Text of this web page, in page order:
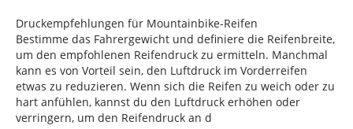
Druckempfehlungen für Mountainbike-Reifen
Bestimme das Fahrergewicht und definiere die Reifenbreite,
um den empfohlenen Reifendruck zu ermitteln. Manchmal
kann es von Vorteil sein, den Luftdruck im Vorderreifen
etwas zu reduzieren. Wenn sich die Reifen zu weich oder zu
hart anfühlen, kannst du den Luftdruck erhöhen oder
verringern, um den Reifendruck an d